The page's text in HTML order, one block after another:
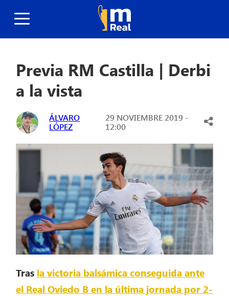
Previa RM Castilla | Derbi
a la vista
ÁLVARO
LÓPEZ
29 NOVIEMBRE 2019 -
12:00
Tras la victoria balsámica conseguida ante
el Real Oviedo B en la última jornada por 2-